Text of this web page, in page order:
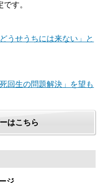
す。
うせうちには来ない」と
回生の問題解決」を望も
はこちら
ジ